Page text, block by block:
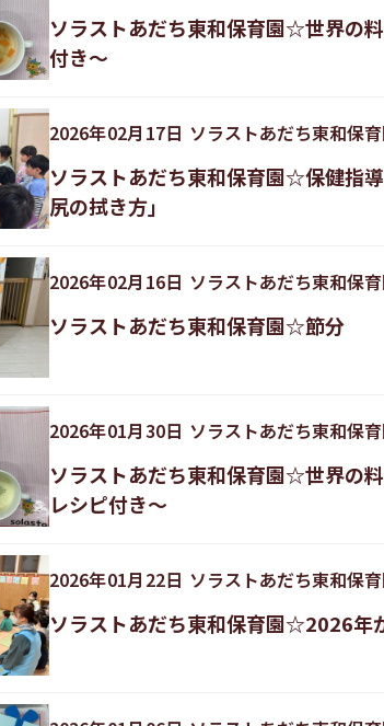
ソラストあだち東和保育園☆世界の
付き～
2026年02月17日 ソラストあだち東和保
ソラストあだち東和保育園☆保健指
尻の拭き方」
2026年02月16日 ソラストあだち東和保
ソラストあだち東和保育園☆節分
2026年01月30日 ソラストあだち東和保
ソラストあだち東和保育園☆世界の
レシピ付き～
2026年01月22日 ソラストあだち東和保
ソラストあだち東和保育園☆2026年